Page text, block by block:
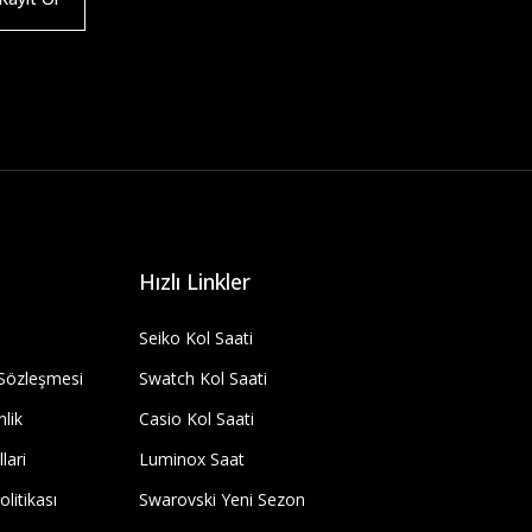
Hızlı Linkler
Seiko Kol Saati
Swatch Kol Saati
Casio Kol Saati
Luminox Saat
Swarovski Yeni Sezon